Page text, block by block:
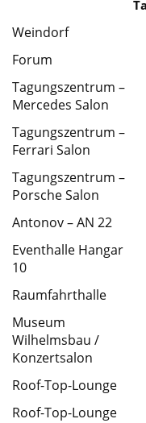
Weindorf
Forum
Tagungszentrum –
Mercedes Salon
Tagungszentrum –
Ferrari Salon
Tagungszentrum –
Porsche Salon
Antonov – AN 22
Eventhalle Hangar
10
Raumfahrthalle
Museum
Wilhelmsbau /
Konzertsalon
Roof-Top-Lounge
Roof-Top-Lounge